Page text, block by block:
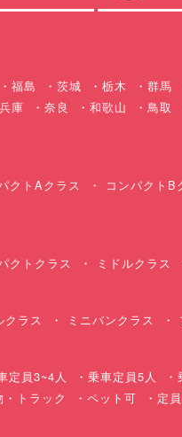
福島 茨城 栃木 群馬
兵庫 奈良 和歌山 鳥取
クトAクラス コンパクトB
クトクラス ミドルクラス
クラス ミニバンクラス
定員3~4人 乗車定員5人
・トラック ペット可 定